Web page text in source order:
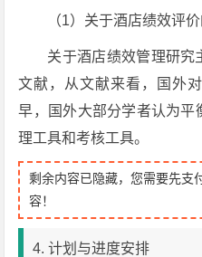
（1）关于酒店绩效评
关于酒店绩效管理研究
文献，从文献来看，国外
早，国外大部分学者认为平
理工具和考核工具。
剩余内容已隐藏，您需要先支
容！
4. 计划与进度安排